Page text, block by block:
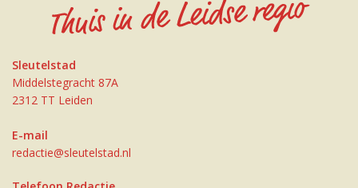
Sleutelstad
Middelstegracht 87A
2312 TT Leiden
E-mail
redactie@sleutelstad.nl